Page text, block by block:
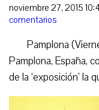
noviembre 27, 2015
comentarios
Pamplona
Pamplona, España,
de la ‘exposición’ la